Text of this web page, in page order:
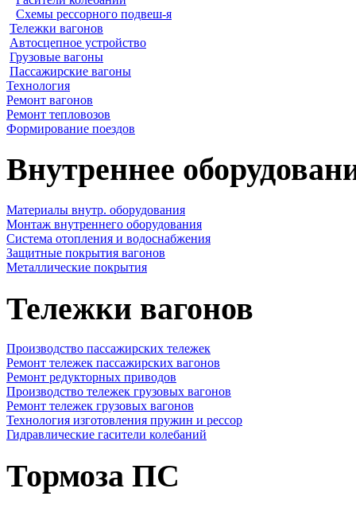
Схемы рессорного подвеш-я
Тележки вагонов
Автосцепное устройство
Грузовые вагоны
Пассажирские вагоны
Технология
Ремонт вагонов
Ремонт тепловозов
Формирование поездов
Внутреннее
Материалы внутр. оборудования
Монтаж внутреннего оборудования
Cистема отопления и водоснабжения
Защитные покрытия вагонов
Металлические покрытия
Тележки вагонов
Производство пассажирских тележек
Ремонт тележек пассажирских вагонов
Ремонт редукторных приводов
Производство тележек грузовых вагонов
Ремонт тележек грузовых вагонов
Технология изготовления пружин и рессор
Гидравлические гасители колебаний
Тормоза ПС